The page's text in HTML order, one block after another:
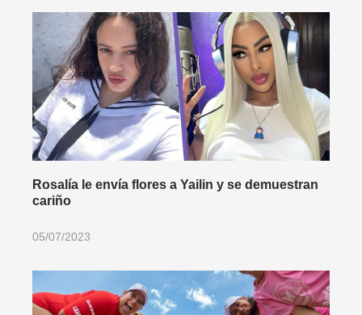
Rosalía le envía flores a Yailin y se demuestran
cariño
05/07/2023